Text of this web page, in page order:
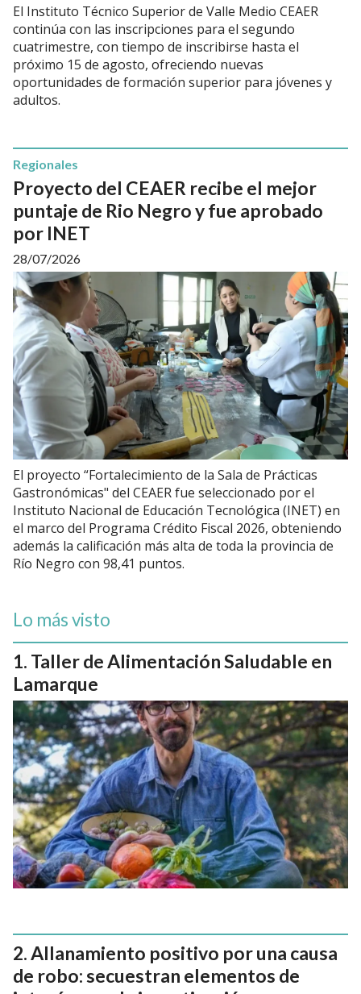
El Instituto Técnico Superior de Valle Medio CEAER
continúa con las inscripciones para el segundo
cuatrimestre, con tiempo de inscribirse hasta el
próximo 15 de agosto, ofreciendo nuevas
oportunidades de formación superior para jóvenes y
adultos.
Proyecto del CEAER recibe el mejor
puntaje de Rio Negro y fue aprobado
por INET
Regionales
28/07/2026
El proyecto “Fortalecimiento de la Sala de Prácticas
Gastronómicas" del CEAER fue seleccionado por el
Instituto Nacional de Educación Tecnológica (INET) en
el marco del Programa Crédito Fiscal 2026, obteniendo
además la calificación más alta de toda la provincia de
Río Negro con 98,41 puntos.
Lo más visto
Taller de Alimentación Saludable en
Lamarque
Allanamiento positivo por una causa
de robo: secuestran elementos de